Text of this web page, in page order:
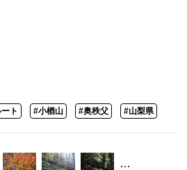
ト #小楢山 #奥秩父 #山梨県
…